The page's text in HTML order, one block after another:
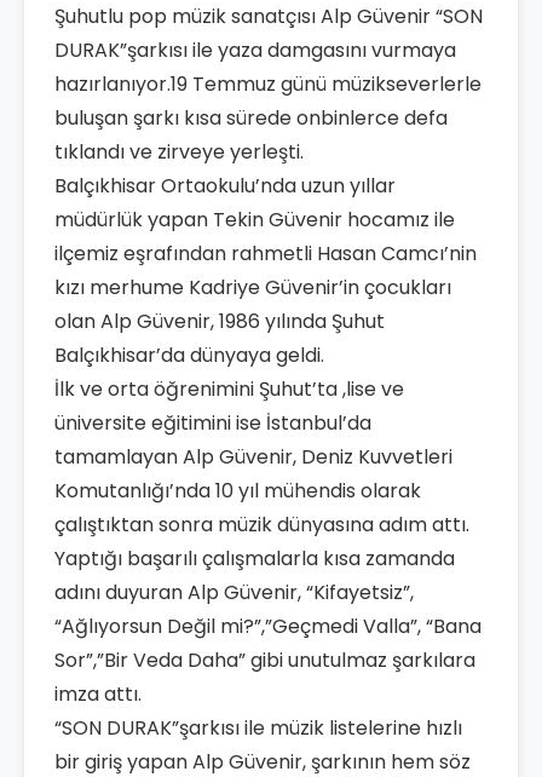
Şuhutlu pop müzik sanatçısı Alp Güvenir “SON
DURAK”şarkısı ile yaza damgasını vurmaya
hazırlanıyor.19 Temmuz günü müzikseverlerle
buluşan şarkı kısa sürede onbinlerce defa
tıklandı ve zirveye yerleşti.
Balçıkhisar Ortaokulu’nda uzun yıllar
müdürlük yapan Tekin Güvenir hocamız ile
ilçemiz eşrafından rahmetli Hasan Camcı’nin
kızı merhume Kadriye Güvenir’in çocukları
olan Alp Güvenir, 1986 yılında Şuhut
Balçıkhisar’da dünyaya geldi.
İlk ve orta öğrenimini Şuhut’ta ,lise ve
üniversite eğitimini ise İstanbul’da
tamamlayan Alp Güvenir, Deniz Kuvvetleri
Komutanlığı’nda 10 yıl mühendis olarak
çalıştıktan sonra müzik dünyasına adım attı.
Yaptığı başarılı çalışmalarla kısa zamanda
adını duyuran Alp Güvenir, “Kifayetsiz”,
“Ağlıyorsun Değil mi?”,”Geçmedi Valla”, “Bana
Sor”,”Bir Veda Daha” gibi unutulmaz şarkılara
imza attı.
“SON DURAK”şarkısı ile müzik listelerine hızlı
bir giriş yapan Alp Güvenir, şarkının hem söz